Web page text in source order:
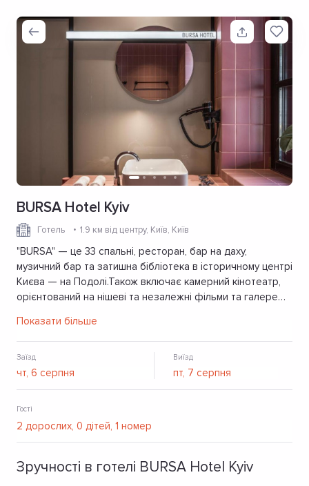
BURSA Hotel Kyiv
Готель 1.9 км від центру, Київ, Київ
"BURSA" — це 33 спальні, ресторан, бар на даху,
музичний бар та затишна бібліотека в історичному центрі
Києва — на Подолі.Також включає камерний кінотеатр,
орієнтований на нішеві та незалежні фільми та галерею
мінімалістичними меблями в стилі баухаус та
ексклюзивним освітленням від українських дизайнерів.
Показати більше
Заїзд Виїзд
Гості
Зручності в готелі BURSA Hotel Kyiv